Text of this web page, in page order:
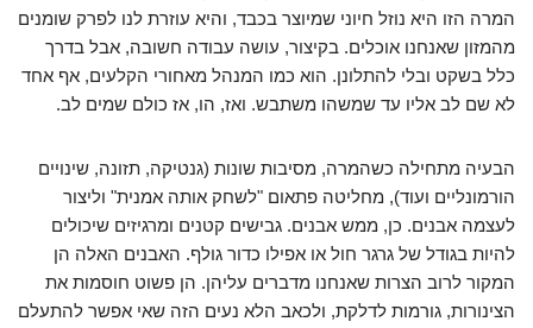
המרה הזו היא נוזל חיוני שמיוצר בכבד, והיא עוזרת לנו לפרק שומנים
מהמזון שאנחנו אוכלים. בקיצור, עושה עבודה חשובה, אבל בדרך
כלל בשקט ובלי להתלונן. הוא כמו המנהל מאחורי הקלעים, אף אחד
לא שם לב אליו עד שמשהו משתבש. ואז, הו, אז כולם שמים לב.
הבעיה מתחילה כשהמרה, מסיבות שונות (גנטיקה, תזונה, שינויים
הורמונליים ועוד), מחליטה פתאום "לשחק אותה אמנית" וליצור
לעצמה אבנים. כן, ממש אבנים. גבישים קטנים ומרגיזים שיכולים
להיות בגודל של גרגר חול או אפילו כדור גולף. האבנים האלה הן
המקור לרוב הצרות שאנחנו מדברים עליהן. הן פשוט חוסמות את
הצינורות, גורמות לדלקת, ולכאב הלא נעים הזה שאי אפשר להתעלם